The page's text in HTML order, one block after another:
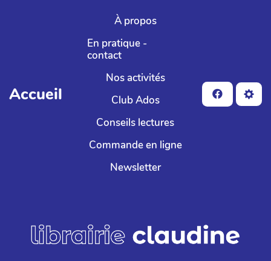
Aller au contenu principal
Accueil
À propos
En pratique -
contact
Nos activités
Club Ados
Conseils lectures
Commande en ligne
Newsletter